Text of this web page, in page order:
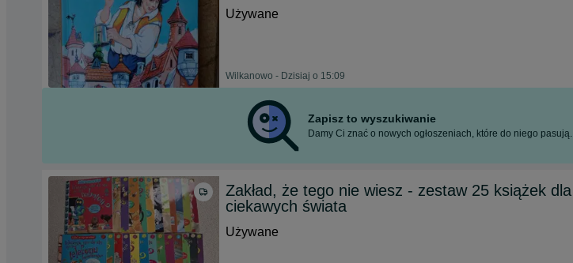
Używane
Wilkanowo - Dzisiaj o 15:09
Zapisz to wyszukiwanie
Damy Ci znać o nowych ogłoszeniach, które do niego pasują.
Zakład, że tego nie wiesz - zestaw 25 książek dla
ciekawych świata
Używane